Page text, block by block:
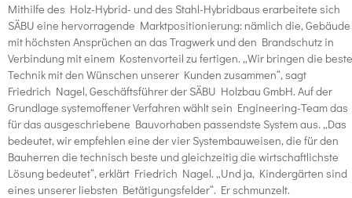
Mithilfe des Holz-Hybrid- und des Stahl-Hybridbaus erarbeitete sich
SÄBU eine hervorragende Marktpositionierung: nämlich die, Gebäude
mit höchsten Ansprüchen an das Tragwerk und den Brandschutz in
Verbindung mit einem Kostenvorteil zu fertigen. „Wir bringen die beste
Technik mit den Wünschen unserer Kunden zusammen“, sagt
Friedrich Nagel, Geschäftsführer der SÄBU Holzbau GmbH. Auf der
Grundlage systemoffener Verfahren wählt sein Engineering-Team das
für das ausgeschriebene Bauvorhaben passendste System aus. „Das
bedeutet, wir empfehlen eine der vier Systembauweisen, die für den
Bauherren die technisch beste und gleichzeitig die wirtschaftlichste
Lösung bedeutet“, erklärt Friedrich Nagel. „Und ja, Kindergärten sind
eines unserer liebsten Betätigungsfelder“. Er schmunzelt.